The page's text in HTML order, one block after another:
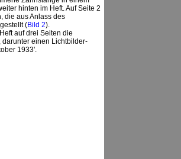
hinten im Heft. Auf Seite 2
die aus Anlass des
(Bild 2).
auf drei Seiten die
einen Lichtbilder-
1933'.